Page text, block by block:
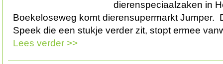
dierenspeciaalzaken in
Boekeloseweg komt dierensupermarkt Jumper.
Speek die een stukje verder zit, stopt ermee
Lees verder >>